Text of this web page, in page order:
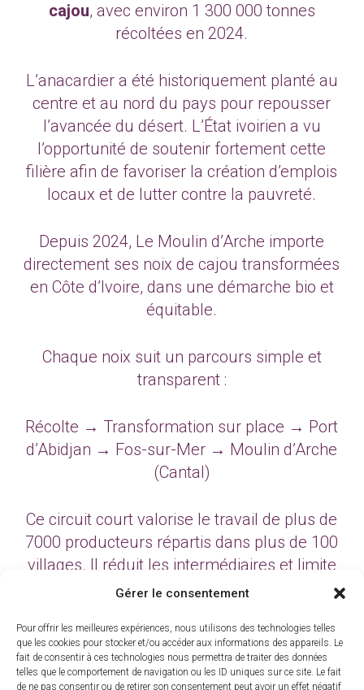
Gérer le consentement
Pour offrir les meilleures expériences, nous utilisons des technologies telles
que les cookies pour stocker et/ou accéder aux informations des appareils. Le
fait de consentir à ces technologies nous permettra de traiter des données
telles que le comportement de navigation ou les ID uniques sur ce site. Le fait
de ne pas consentir ou de retirer son consentement peut avoir un effet négatif
cajou, avec environ 1 300 000 tonnes
récoltées en 2024.
L’anacardier a été historiquement planté au
centre et au nord du pays pour repousser
l’avancée du désert. L’État ivoirien a vu
l’opportunité de soutenir fortement cette
filière afin de favoriser la création d’emplois
locaux et de lutter contre la pauvreté.
Depuis 2024, Le Moulin d’Arche importe
directement ses noix de cajou transformées
en Côte d’Ivoire, dans une démarche bio et
équitable.
Chaque noix suit un parcours simple et
transparent :
Récolte → Transformation sur place → Port
d’Abidjan → Fos-sur-Mer → Moulin d’Arche
(Cantal)
Ce circuit court valorise le travail de plus de
7000 producteurs répartis dans plus de 100
villages. Il réduit les intermédiaires et limite
l’impact carbone.
Un engagement concret pour une filière
plus juste et responsable.